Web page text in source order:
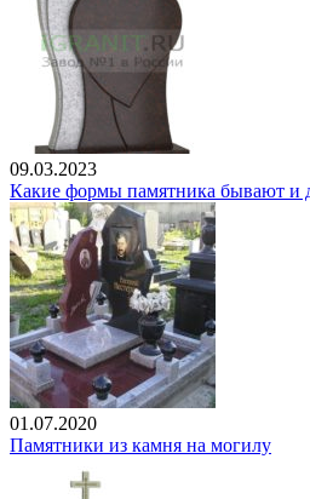
09.03.2023
Какие формы памятника бывают и
01.07.2020
Памятники из камня на могилу